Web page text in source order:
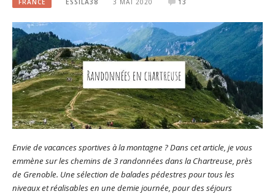
FRANCE ESSILA38 3 MAI 2020 13
Envie de vacances sportives à la montagne ?Dans cet article, je vous
emmène sur les chemins de 3 randonnées dans la Chartreuse, près
de Grenoble. Une sélection de balades pédestres pour tous les
niveaux et réalisables en une demie journée, pour des séjours